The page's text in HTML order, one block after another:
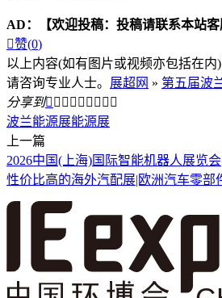
AD：
【欢迎投稿：投稿请联系本站客
赞(0)
以上内容(如有图片或视频亦包括在
请咨询专业人士。 展超网 » 第五届波
分享到        
波兰能源展能源展
上一篇
2026中国(上海)国际智能机器人展览
性价比高的海外汽配展|欧洲汽车零部